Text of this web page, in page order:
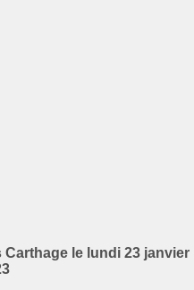
le lundi 23 janvier